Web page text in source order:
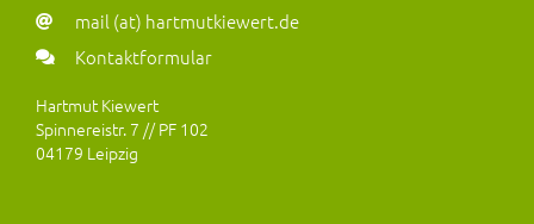
mail (at) hartmutkiewert.de
Kontaktformular
Hartmut Kiewert
Spinnereistr. 7 // PF 102
04179 Leipzig